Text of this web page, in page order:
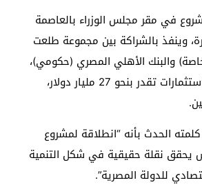
في مقر مجلس الوزراء بالعاصمة
وينفذ بالشراكة بين مجموعة طلعت
والبنك الأهلي المصري (حكومي)،
بالقاهرة الجديدة، باستثمارات تقدر بنحو 27 مليار دولار،
الحدث بأنه “انطلاقة لمشروع
يحقق نقلة حقيقية في شكل التنمية
للدولة المصرية”.